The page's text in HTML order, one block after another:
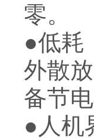
零。
●低耗
外散
备节
●人机